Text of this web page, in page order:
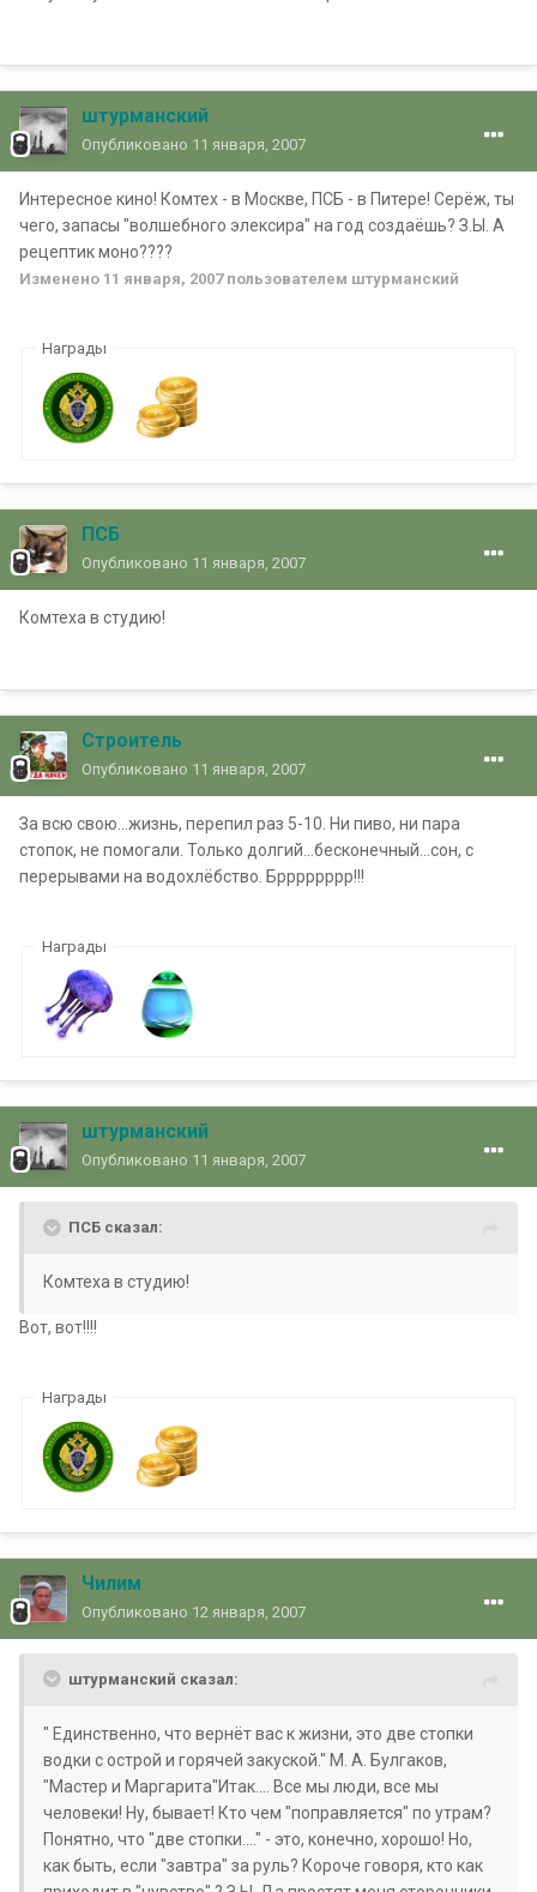
штурманский
Опубликовано 11 января, 2007
Интересное кино! Комтех - в Москве, ПСБ - в Питере! Серёж, ты
чего, запасы "волшебного элексира" на год создаёшь? З.Ы. А
рецептик моно????
Изменено 11 января, 2007пользователем штурманский
Награды
ПСБ
Опубликовано 11 января, 2007
Комтеха в студию!
Строитель
Опубликовано 11 января, 2007
За всю свою...жизнь, перепил раз 5-10. Ни пиво, ни пара
стопок, не помогали. Только долгий...бесконечный...сон, с
перерывами на водохлёбство. Брррррррр!!!
Награды
штурманский
Опубликовано 11 января, 2007
ПСБ сказал:
Комтеха в студию!
Вот, вот!!!!
Награды
Чилим
Опубликовано 12 января, 2007
штурманский сказал:
" Единственно, что вернёт вас к жизни, это две стопки
водки с острой и горячей закуской." М. А. Булгаков,
"Мастер и Маргарита"Итак.... Все мы люди, все мы
человеки! Ну, бывает! Кто чем "поправляется" по утрам?
Понятно, что "две стопки...." - это, конечно, хорошо! Но,
как быть, если "завтра" за руль? Короче говоря, кто как